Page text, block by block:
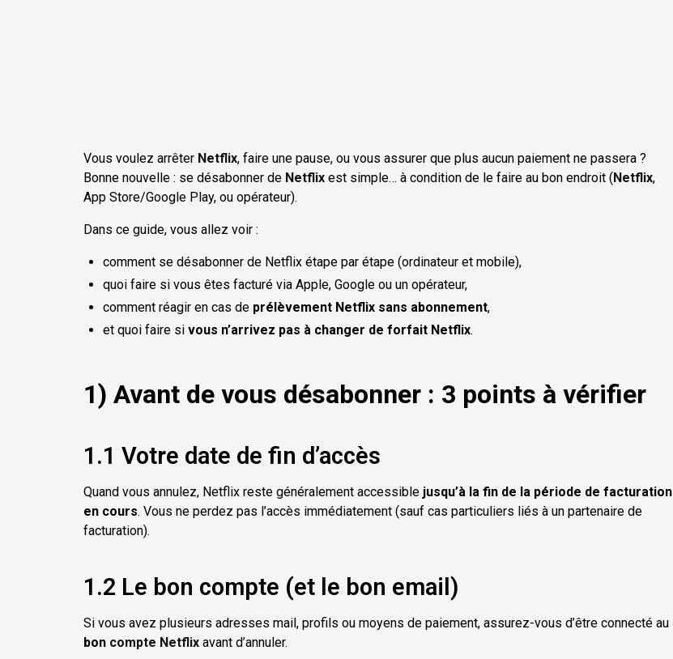
Vous voulez arrêter Netflix, faire une pause, ou vous assurer que plus aucun paiement ne passera ?
Bonne nouvelle : se désabonner de Netflix est simple… à condition de le faire au bon endroit (Netflix,
App Store/Google Play, ou opérateur).
Dans ce guide, vous allez voir :
comment se désabonner de Netflix étape par étape (ordinateur et mobile),
quoi faire si vous êtes facturé via Apple, Google ou un opérateur,
comment réagir en cas de prélèvement Netflix sans abonnement,
et quoi faire si vous n’arrivez pas à changer de forfait Netflix.
1) Avant de vous désabonner : 3 points à vérifier
1.1 Votre date de fin d’accès
Quand vous annulez, Netflix reste généralement accessible jusqu’à la fin de la période de facturation
en cours. Vous ne perdez pas l’accès immédiatement (sauf cas particuliers liés à un partenaire de
facturation).
1.2 Le bon compte (et le bon email)
Si vous avez plusieurs adresses mail, profils ou moyens de paiement, assurez-vous d’être connecté au
bon compte Netflix avant d’annuler.